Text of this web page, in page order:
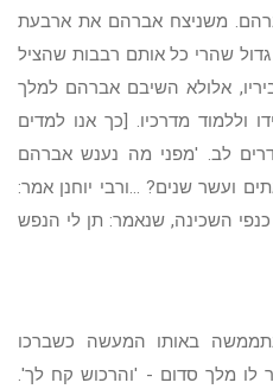
משניצח אברהם את ארבעת
שהרי כל אותם רבבות שהציל
אלולא השיבם אברהם למלך
וללמוד מדרכיו. [כך אנו למדים
לב. 'מפני מה נענש אברהם
ועשר שנים? ...ורבי יוחנן אמר:
השכינה, שנאמר: תן לי הנפש
באותו המעשה כשברכו
לו מלך סדום - 'והרכוש קח לך'.